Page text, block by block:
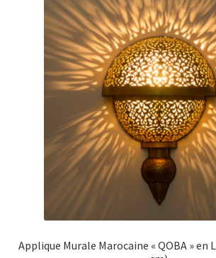
Applique Murale Marocaine « QOBA » en